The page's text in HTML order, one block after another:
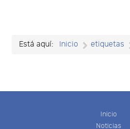
Está aquí: Inicio etiquetas
Inicio
Noticias